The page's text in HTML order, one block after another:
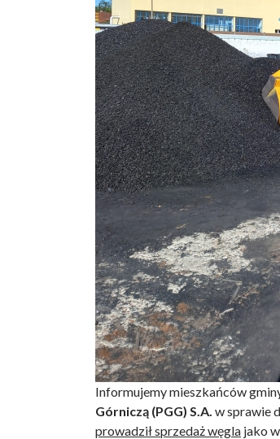
Informujemy mieszkańców
Górniczą (PGG) S.A. w sprawie
prowadził sprzedaż węgla jako